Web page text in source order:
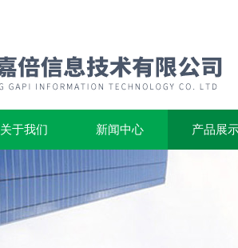
关于我们 新闻中心 产品展